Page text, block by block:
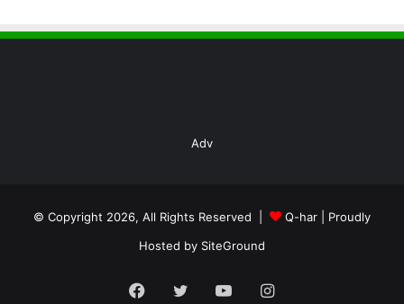
Adv
© Copyright 2026, All Rights Reserved | Q-har | Proudly
Hosted by SiteGround
Facebook
TwitterYouTubeInstagram